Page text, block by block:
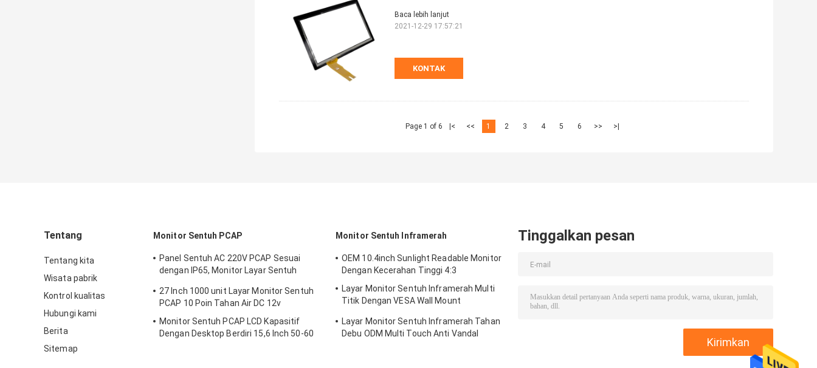
KONTAK
Baca lebih lanjut
2021-12-29 17:57:21
Page 1 of 6 |< << 1 2 3 4 5 6 >> >|
Tentang
Tentang kita
Wisata pabrik
Kontrol kualitas
Hubungi kami
Berita
Sitemap
Monitor Sentuh PCAP
Panel Sentuh AC 220V PCAP Sesuai
dengan IP65, Monitor Layar Sentuh
27 Inch 1000 unit Layar Monitor Sentuh
PCAP 10 Poin Tahan Air DC 12v
Monitor Sentuh PCAP LCD Kapasitif
Dengan Desktop Berdiri 15,6 Inch 50-60
Monitor Sentuh Inframerah
OEM 10.4inch Sunlight Readable Monitor
Dengan Kecerahan Tinggi 4:3
Layar Monitor Sentuh Inframerah Multi
Titik Dengan VESA Wall Mount
Layar Monitor Sentuh Inframerah Tahan
Debu ODM Multi Touch Anti Vandal
Tinggalkan pesan